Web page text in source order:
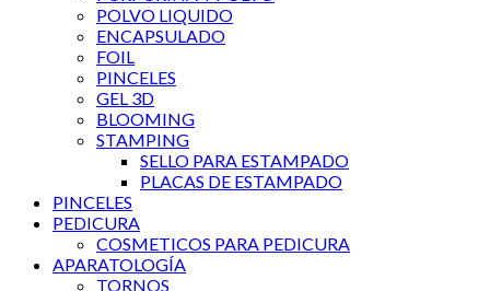
POLVO LIQUIDO
ENCAPSULADO
FOIL
PINCELES
GEL 3D
BLOOMING
STAMPING
SELLO PARA ESTAMPADO
PLACAS DE ESTAMPADO
PINCELES
PEDICURA
COSMETICOS PARA PEDICURA
APARATOLOGÍA
TORNOS